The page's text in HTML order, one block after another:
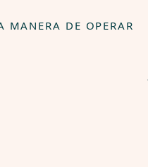
MANERA DE OPERAR